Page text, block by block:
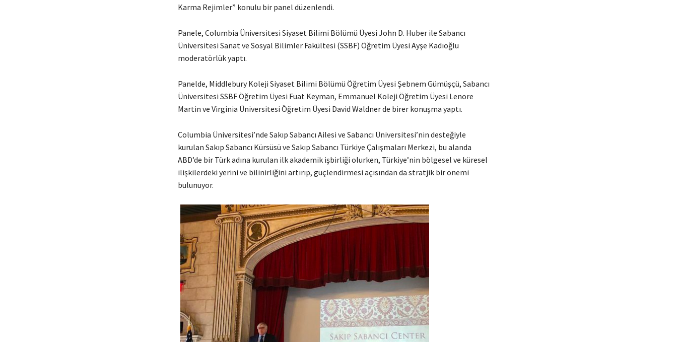
Karma Rejimler” konulu bir panel düzenlendi.
Panele, Columbia Üniversitesi Siyaset Bilimi Bölümü Üyesi John D. Huber ile Sabancı
Üniversitesi Sanat ve Sosyal Bilimler Fakültesi (SSBF) Öğretim Üyesi Ayşe Kadıoğlu
moderatörlük yaptı.
Panelde, Middlebury Koleji Siyaset Bilimi Bölümü Öğretim Üyesi Şebnem Gümüşçü, Sabancı
Üniversitesi SSBF Öğretim Üyesi Fuat Keyman, Emmanuel Koleji Öğretim Üyesi Lenore
Martin ve Virginia Üniversitesi Öğretim Üyesi David Waldner de birer konuşma yaptı.
Columbia Üniversitesi’nde Sakıp Sabancı Ailesi ve Sabancı Üniversitesi’nin desteğiyle
kurulan Sakıp Sabancı Kürsüsü ve Sakıp Sabancı Türkiye Çalışmaları Merkezi, bu alanda
ABD’de bir Türk adına kurulan ilk akademik işbirliği olurken, Türkiye’nin bölgesel ve küresel
ilişkilerdeki yerini ve bilinirliğini artırıp, güçlendirmesi açısından da stratjik bir önemi
bulunuyor.